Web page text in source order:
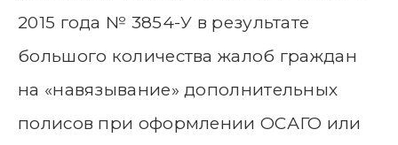
2015 года № 3854-У в результате
большого количества жалоб граждан
на «навязывание» дополнительных
полисов при оформлении ОСАГО или